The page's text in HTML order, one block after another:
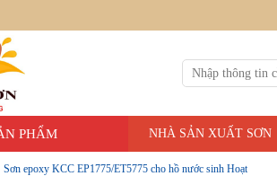
PHẨM NHÀ SẢN XUẤT SƠN
Sơn epoxy KCC EP1775/ET5775 cho hồ nước sinh Hoạt